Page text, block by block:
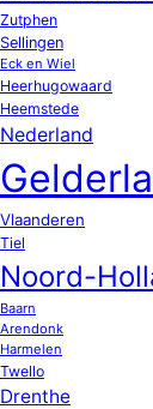
Zutphen
Sellingen
Eck en Wiel
Heerhugowaard
Heemstede
Nederland
Vlaanderen
Tiel
Noord-
Baarn
Arendonk
Harmelen
Twello
Drenthe